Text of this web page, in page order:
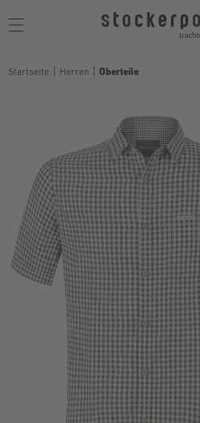
Toggle
Startseite Herren Oberteile